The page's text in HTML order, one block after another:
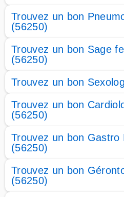
Trouvez un bon
(56250)
Trouvez un bon Sage
(56250)
Trouvez un bon
Trouvez un bon
(56250)
Trouvez un bon Gastro
(56250)
Trouvez un bon
(56250)